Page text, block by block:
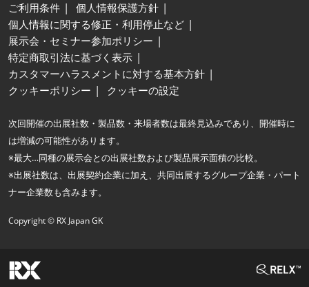
ご利用条件
個人情報保護方針
個人情報に関する修正・利用停止など
展示会・セミナー参加ポリシー
特定商取引法に基づく表示
カスタマーハラスメントに対する基本方針
クッキーポリシー
クッキーの設定
次回開催の出展社数・製品数・来場者数は最終見込みであり、開催時に
は増減の可能性があります。
※最大…同種の展示会との出展社数および製品展示面積の比較。
※出展社数は、出展契約企業に加え、共同出展するグループ企業・パート
ナー企業数も含みます。
Copyright © RX Japan GK